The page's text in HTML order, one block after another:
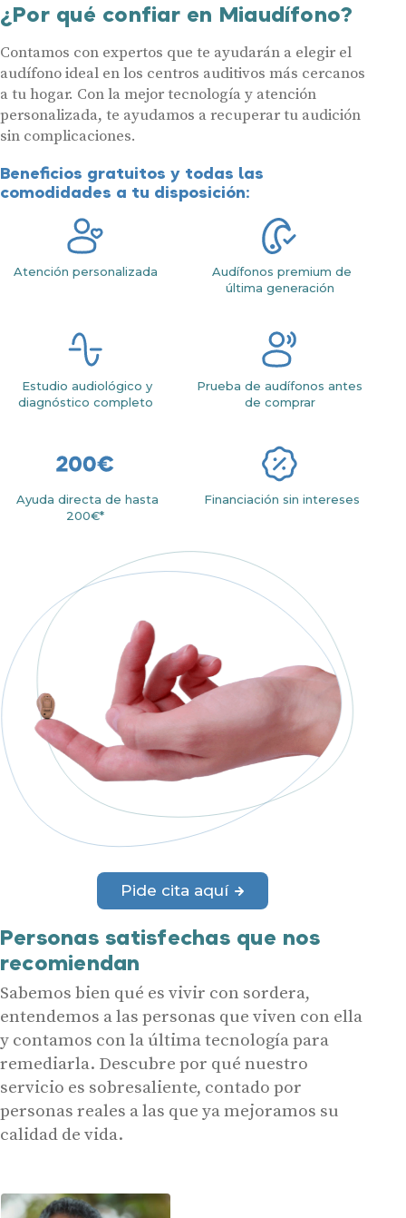
¿Por qué confiar en Miaudífono?
Contamos con expertos que te ayudarán a elegir el
audífono ideal en los centros auditivos más cercanos
a tu hogar. Con la mejor tecnología y atención
personalizada, te ayudamos a recuperar tu audición
sin complicaciones.
Beneficios gratuitos y todas las
comodidades a tu disposición:
Atención personalizada
Audífonos premium de
última generación
Estudio audiológico y
diagnóstico completo
Prueba de audífonos antes
de comprar
Ayuda directa de hasta
200€*
Financiación sin intereses
Pide cita aquí
Personas satisfechas que nos
recomiendan
Sabemos bien qué es vivir con sordera,
entendemos a las personas que viven con ella
y contamos con la última tecnología para
remediarla. Descubre por qué nuestro
servicio es sobresaliente, contado por
personas reales a las que ya mejoramos su
calidad de vida.